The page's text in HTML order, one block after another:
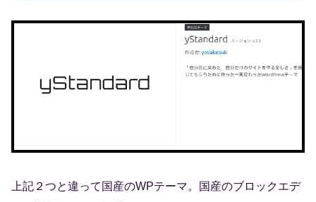
上記２つと違って国産のWPテーマ。国産のブロックエデ